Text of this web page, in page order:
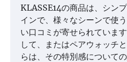
KLASSE14の商品は、シン
インで、様々なシーンで使
い口コミが寄せられていま
して、またはペアウォッチ
らは、その特別感について